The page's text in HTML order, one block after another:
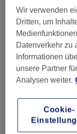
Sauberkeit
Service
Bewertungen
Bewertung
Wir verwenden
Dritten, um
Datenverkehr zu
Informationen
unsere Partner
Analysen weiter.
Cookie-